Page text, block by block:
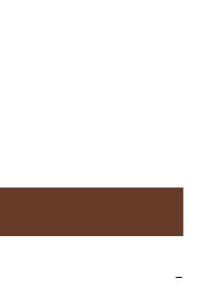
−